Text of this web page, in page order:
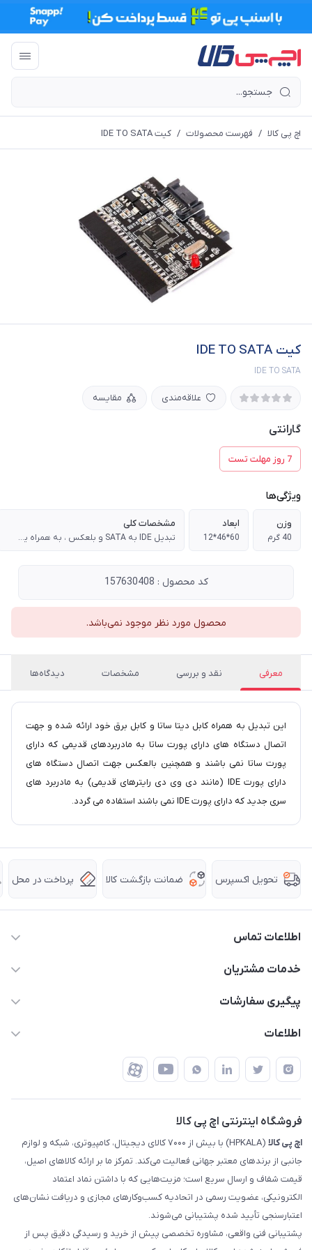
اچ پی کالا / فهرست محصولات / کیت IDE TO SATA
کیت IDE TO SATA
IDE TO SATA
علاقه‌مندی مقایسه
گارانتی
7 روز مهلت تست
ویژگی‌ها
وزن
40 گرم
ابعاد
60*46*12
مشخصات کلی
تبدیل IDE به SATA و بلعکس ، به همراه یک عدد کابل دیتا ساتا و تبدیل برق مخصوص ، تبدیل پورت IDE به ساتا برای اتصال هارد های جدید ، یا درایو نوری های جدیدی که از نوع ساتا هستند به مادربرد های قدیمی با رابط ide کاربرد دارد
کد محصول : 157630408
محصول مورد نظر موجود نمی‌باشد.
معرفی نقد و بررسی مشخصات دیدگاه‌ها
این تبدیل به همراه کابل دیتا ساتا و کابل برق خود ارائه شده و جهت
اتصال دستگاه های دارای پورت ساتا به مادربردهای قدیمی که دارای
پورت ساتا نمی باشند و همچنین بالعکس جهت اتصال دستگاه های
دارای پورت IDE (مانند دی وی دی رایترهای قدیمی) به مادربرد های
سری جدید که دارای پورت IDE نمی باشند استفاده می گردد.
تحویل اکسپرس ضمانت بازگشت کالا پرداخت در محل
اطلاعات تماس
63 0000 43 - 021
تهران - طبقه سوم تجاری - پلاک 11014
خدمات مشتریان
قوانین و مقررات
ضمانت اصالت کالا
پیگیری سفارشات
رهگیری مرسولات پست
رهگیری مرسولات چاپار
رهگیری مرسولات ماهکس
اطلاعات
درباره ما
تماس با ما
فروشگاه اینترنتی اچ پی کالا
اچ‌ پی‌ کالا
(HPKALA) با بیش از ۷۰۰۰ کالای دیجیتال، کامپیوتری، شبکه و لوازم
جانبی از برندهای معتبر جهانی فعالیت می‌کند. تمرکز ما بر ارائه کالاهای اصیل،
قیمت شفاف و ارسال سریع است؛ مزیت‌هایی که با داشتن نماد اعتماد
الکترونیکی، عضویت رسمی در اتحادیه کسب‌وکارهای مجازی و دریافت نشان‌های
اعتبارسنجی تأیید شده پشتیبانی می‌شوند.
پشتیبانی فنی واقعی، مشاوره تخصصی پیش از خرید و رسیدگی دقیق پس از